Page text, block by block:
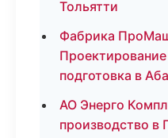
Тольятти
Фабрика
подготовка в
АО Энерго
производство в